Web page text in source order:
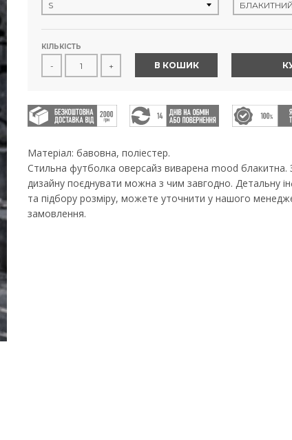
КІЛЬКІСТЬ
- + В КОШИК
Матеріал: бавовна, поліестер.
Стильна футболка оверсайз виварена mood блакитна.
дизайну поєднувати можна з чим завгодно. Детальну
та підбору розміру, можете уточнити у нашого
замовлення.